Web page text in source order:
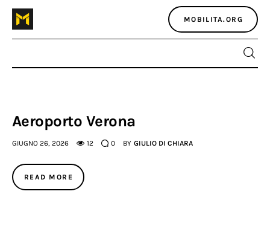
MOBILITA.ORG
Home
Atlante dei masters
Argomenti
Aeroporto Verona
GIUGNO 26, 2026 12 0 BY GIULIO DI CHIARA
READ MORE